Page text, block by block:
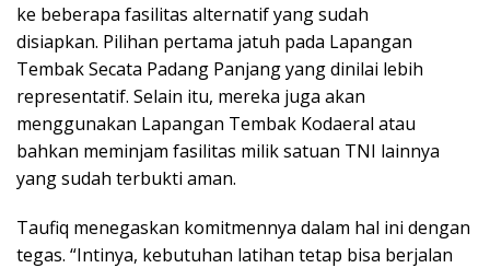
ke beberapa fasilitas alternatif yang sudah
disiapkan. Pilihan pertama jatuh pada Lapangan
Tembak Secata Padang Panjang yang dinilai lebih
representatif. Selain itu, mereka juga akan
menggunakan Lapangan Tembak Kodaeral atau
bahkan meminjam fasilitas milik satuan TNI lainnya
yang sudah terbukti aman.
Taufiq menegaskan komitmennya dalam hal ini dengan
tegas. “Intinya, kebutuhan latihan tetap bisa berjalan